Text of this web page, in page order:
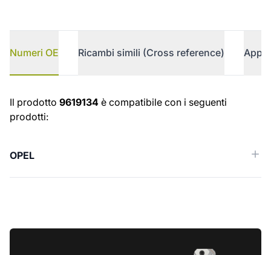
Numeri OE Ricambi simili (Cross reference)
Numeri OE
Il prodotto 9619134 è compatibile con i seguenti
prodotti:
OPEL